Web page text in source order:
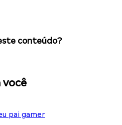
conteúdo?
você
pai gamer